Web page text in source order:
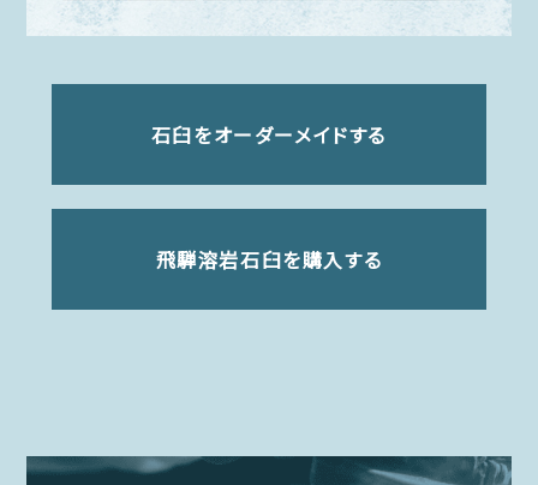
石臼をオーダーメイドする
飛騨溶岩石臼を購入する